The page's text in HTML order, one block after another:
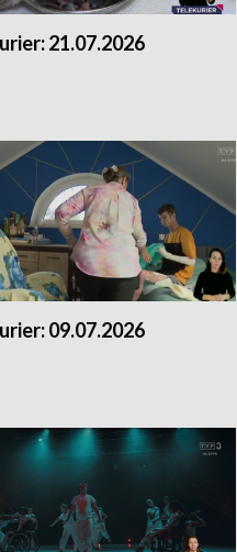
21.07.2026
09.07.2026